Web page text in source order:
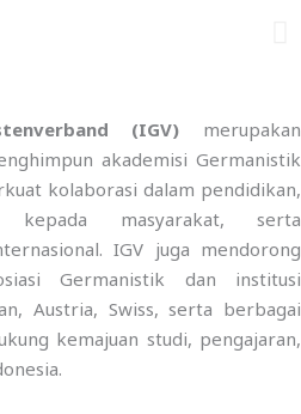
(IGV) merupakan
akademisi Germanistik
kolaborasi dalam pendidikan,
kepada masyarakat, serta
IGV juga mendorong
Germanistik dan institusi
Austria, Swiss, serta berbagai
kemajuan studi, pengajaran,